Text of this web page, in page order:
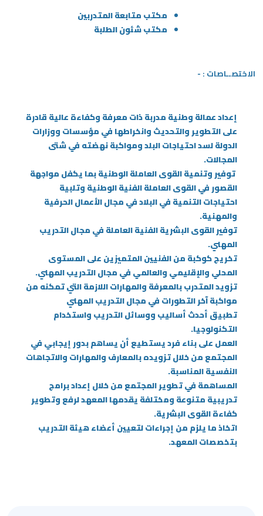
مكتب متابعة المتدربين
مكتب شئون الطلبة
الاختصــاصات : -
إعداد عمالة وطنية مدربة ذات معرفة وكفاءة عالية قادرة
على التطوير والتحديث وانخراطها في مؤسسات ووزارات
الدولة لسد احتياجات البلد ومواكبة نهضته في شتى
المجالات.
توفير وتنمية القوى العاملة الوطنية بما يكفل مواجهة
القصور في القوى العاملة الفنية الوطنية وتلبية
احتياجات التنمية في البلاد في مجال الأعمال الحرفية
والمهنية.
توفير القوى البشرية الفنية العاملة في مجال التدريب
المهني.
تخريج كوكبة من الفنيين المتميزين على المستوى
المحلي والإقليمي والعالمي في مجال التدريب المهني.
تزويد المتدرب بالمعرفة والمهارات اللازمة التي تمكنه من
مواكبة آخر التطورات في مجال التدريب المهني
تطبيق أحدث أساليب ووسائل التدريب واستخدام
التكنولوجيا.
العمل على بناء فرد يستطيع أن يساهم بدور إيجابي في
المجتمع من خلال تزويده بالمعارف والمهارات والاتجاهات
النفسية المناسبة.
المساهمة في تطوير المجتمع من خلال إعداد برامج
تدريبية متنوعة ومختلفة يقدمها المعهد لرفع وتطوير
كفاءة القوى البشرية.
اتخاذ ما يلزم من إجراءات لتعيين أعضاء هيئة التدريب
بتخصصات المعهد.